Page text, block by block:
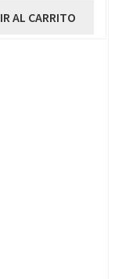
AL CARRITO